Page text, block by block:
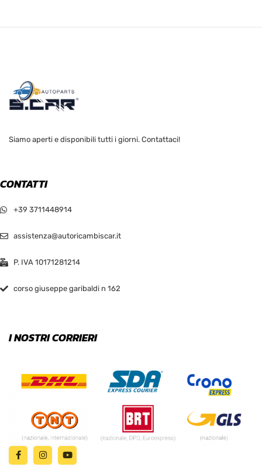
Siamo aperti e disponibili tutti i giorni. Contattaci!
CONTATTI
+39 3711448914
assistenza@autoricambiscar.it
P. IVA 10171281214
corso giuseppe garibaldi n 162
I NOSTRI CORRIERI